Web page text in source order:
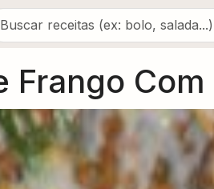
Frango